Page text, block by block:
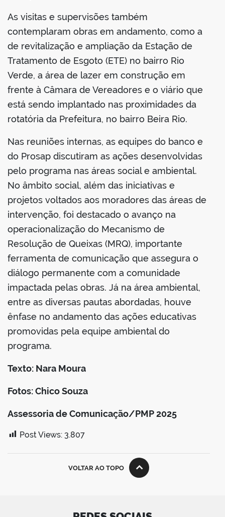
As visitas e supervisões também
contemplaram obras em andamento, como a
de revitalização e ampliação da Estação de
Tratamento de Esgoto (ETE) no bairro Rio
Verde, a área de lazer em construção em
frente à Câmara de Vereadores e o viário que
está sendo implantado nas proximidades da
rotatória da Prefeitura, no bairro Beira Rio.
Nas reuniões internas, as equipes do banco e
do Prosap discutiram as ações desenvolvidas
pelo programa nas áreas social e ambiental.
No âmbito social, além das iniciativas e
projetos voltados aos moradores das áreas de
intervenção, foi destacado o avanço na
operacionalização do Mecanismo de
Resolução de Queixas (MRQ), importante
ferramenta de comunicação que assegura o
diálogo permanente com a comunidade
impactada pelas obras. Já na área ambiental,
entre as diversas pautas abordadas, houve
ênfase no andamento das ações educativas
promovidas pela equipe ambiental do
programa.
Texto: Nara Moura
Fotos: Chico Souza
Assessoria de Comunicação/PMP 2025
Post Views: 3.807
VOLTAR AO TOPO